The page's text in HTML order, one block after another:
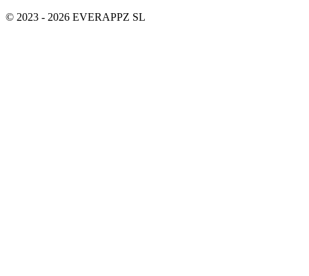
© 2023 - 2026 EVERAPPZ SL